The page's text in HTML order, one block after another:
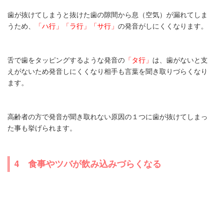
歯が抜けてしまうと抜けた歯の隙間から息（空気）が漏れてしま
うため、
「ハ行」「ラ行」「サ行」 の発音がしにくくなります。
舌で歯をタッピングするような発音の 「タ行」 は、歯がないと支
えがないため発音しにくくなり相手も言葉を聞き取りづらくなり
ます。
高齢者の方で発音が聞き取れない原因の１つに歯が抜けてしまっ
た事も挙げられます。
4 食事やツバが飲み込みづらくなる